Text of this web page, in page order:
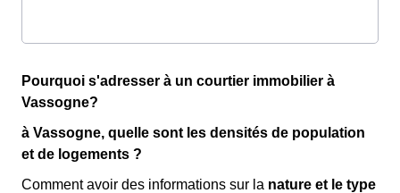
Pourquoi s'adresser à un courtier immobilier à
Vassogne?
à Vassogne, quelle sont les densités de population
et de logements ?
Comment avoir des informations sur la nature et le type